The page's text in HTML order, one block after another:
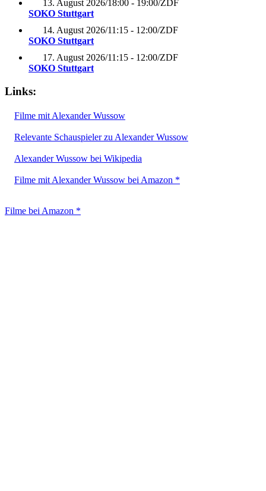
13. August 2026/18:00 - 19:00/ZDF
SOKO Stuttgart
14. August 2026/11:15 - 12:00/ZDF
SOKO Stuttgart
17. August 2026/11:15 - 12:00/ZDF
SOKO Stuttgart
Links:
Filme mit Alexander Wussow
Relevante Schauspieler zu Alexander Wussow
Alexander Wussow bei Wikipedia
Filme mit Alexander Wussow bei Amazon *
Filme bei Amazon *